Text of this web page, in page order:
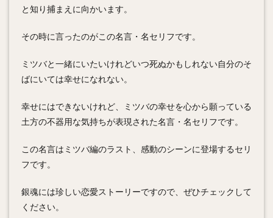
と知り捕まえに向かいます。
その時に言ったのがこの名言・名セリフです。
ミツバと一緒にいたいけれどいつ死ぬかもしれない自分のそ
ばにいては幸せになれない。
幸せにはできないけれど、ミツバの幸せを心から願っている
土方の不器用な気持ちが表現された名言・名セリフです。
この名言はミツバ編のラスト、感動のシーンに登場するセリ
フです。
銀魂には珍しい恋愛ストーリーですので、ぜひチェックして
ください。